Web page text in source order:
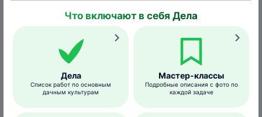
окукливаются на кормовых растениях,
строениях, заборах или в каком-либо
Куколка угловатая, красно-бурого либо
черного цвета, с золотыми точками,
иногда и вовсе золотистая, свободная и
прикрепляется головой вниз. Стадия
Что включают в себя Дела
Дела
Список работ по основным
дачным культурам
Мастер-классы
Подробные описания с фото по
каждой задаче